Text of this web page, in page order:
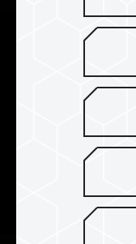
2mm 厚实
T-FORCE
散热片，提升其
高导热系数的导
配可耐酸、抗腐
里，整体达到完